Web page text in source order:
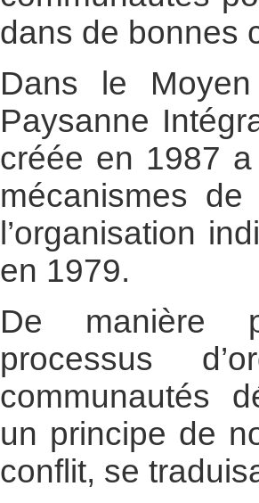
dans de bonnes
Dans le Moyen
Paysanne
créée en 1987
mécanismes
l’organisation
en 1979.
De manière
processus
communautés
un principe de
conflit, se